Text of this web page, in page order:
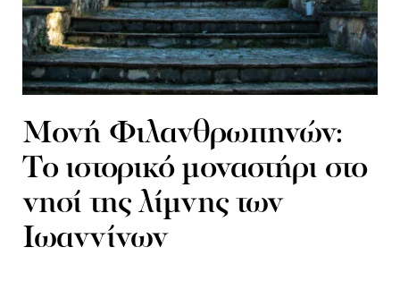
Μονή Φιλανθρωπηνών:
Tο ιστορικό μοναστήρι στο
νησί της λίμνης των
Ιωαννίνων